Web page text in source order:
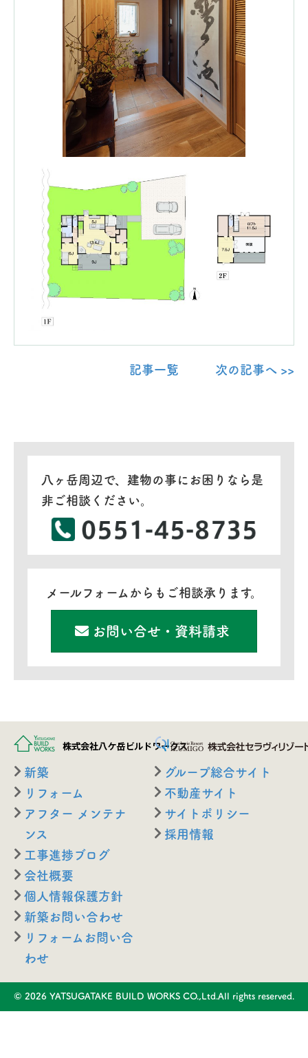
記事一覧 次の記事へ >>
八ヶ岳周辺で、建物の事にお困りなら是
非ご相談ください。
メールフォームからもご相談承ります。
お問い合せ・資料請求
新築
リフォーム
アフター メンテナ
ンス
工事進捗ブログ
会社概要
個人情報保護方針
新築お問い合わせ
リフォームお問い合
わせ
グループ総合サイト
不動産サイト
サイトポリシー
採用情報
© 2026 YATSUGATAKE BUILD WORKS CO.,Ltd.All rights reserved.